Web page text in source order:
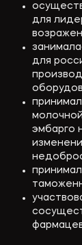
для
для
эмбарго